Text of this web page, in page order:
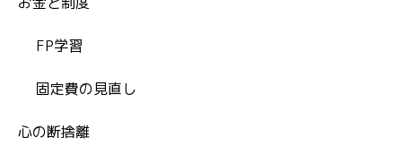
FP学習
固定費の見直し
心の断捨離